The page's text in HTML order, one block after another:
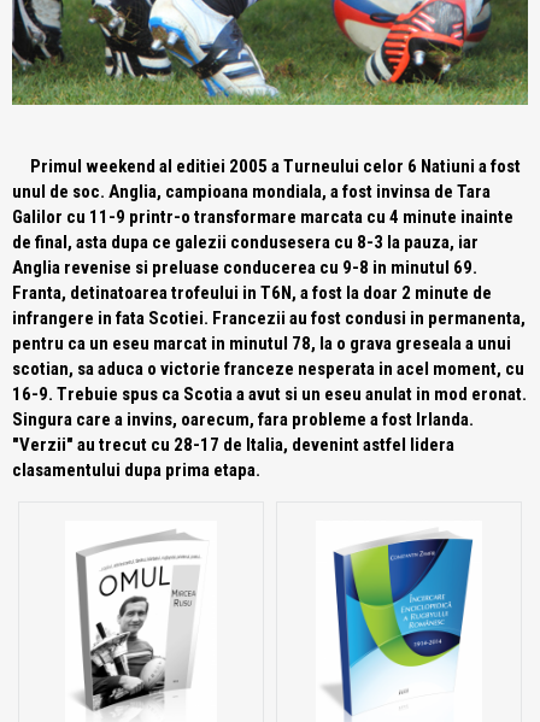
Primul weekend al editiei 2005 a Turneului celor 6 Natiuni a fost
unul de soc. Anglia, campioana mondiala, a fost invinsa de Tara
Galilor cu 11-9 printr-o transformare marcata cu 4 minute inainte
de final, asta dupa ce galezii condusesera cu 8-3 la pauza, iar
Anglia revenise si preluase conducerea cu 9-8 in minutul 69.
Franta, detinatoarea trofeului in T6N, a fost la doar 2 minute de
infrangere in fata Scotiei. Francezii au fost condusi in permanenta,
pentru ca un eseu marcat in minutul 78, la o grava greseala a unui
scotian, sa aduca o victorie franceze nesperata in acel moment, cu
16-9. Trebuie spus ca Scotia a avut si un eseu anulat in mod eronat.
Singura care a invins, oarecum, fara probleme a fost Irlanda.
"Verzii" au trecut cu 28-17 de Italia, devenint astfel lidera
clasamentului dupa prima etapa.